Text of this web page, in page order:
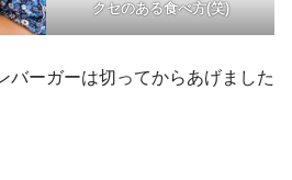
クセのある食べ方(笑)
バーガーは切ってからあげました